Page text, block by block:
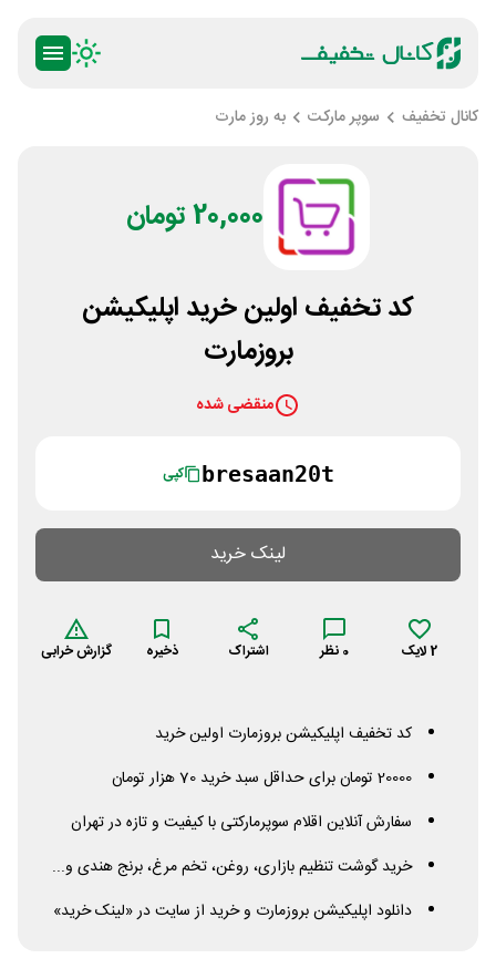
کانال تخفیف سوپر مارکت به روز مارت
20,000 تومان
کد تخفیف اولین خرید اپلیکیشن
بروزمارت
منقضی شده
bresaan20t کپی
لینک خرید
2لایک 0 نظر اشتراک ذخیره گزارش خرابی
کد تخفیف اپلیکیشن بروزمارت اولین خرید
20000 تومان برای حداقل سبد خرید 70 هزار تومان
سفارش آنلاین اقلام سوپرمارکتی با کیفیت و تازه در تهران
خرید گوشت تنظیم بازاری، روغن، تخم مرغ، برنج هندی و...
دانلود اپلیکیشن بروزمارت و خرید از سایت در «لینک خرید»